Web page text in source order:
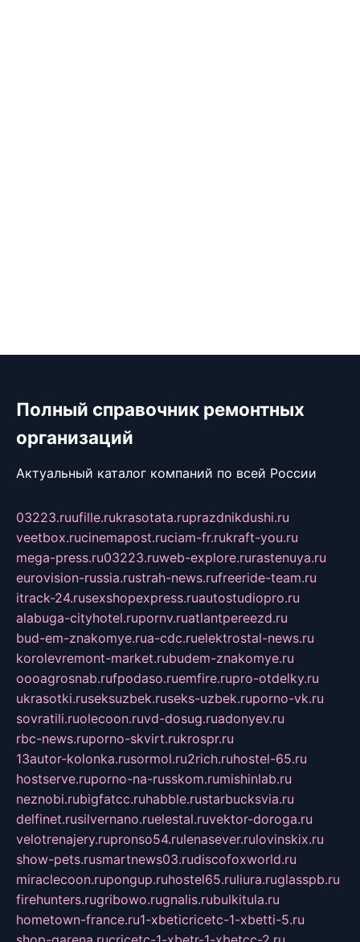
Полный справочник ремонтных
организаций
Актуальный каталог компаний по всей России
03223.ruufille.rukrasotata.ruprazdnikdushi.ru
veetbox.rucinemapost.ruciam-fr.rukraft-you.ru
mega-press.ru03223.ruweb-explore.rurastenuya.ru
eurovision-russia.rustrah-news.rufreeride-team.ru
itrack-24.rusexshopexpress.ruautostudiopro.ru
alabuga-cityhotel.rupornv.ruatlantpereezd.ru
bud-em-znakomye.rua-cdc.ruelektrostal-news.ru
korolevremont-market.rubudem-znakomye.ru
oooagrosnab.rufpodaso.ruemfire.rupro-otdelky.ru
ukrasotki.ruseksuzbek.ruseks-uzbek.ruporno-vk.ru
sovratili.ruolecoon.ruvd-dosug.ruadonyev.ru
rbc-news.ruporno-skvirt.rukrospr.ru
13autor-kolonka.rusormol.ru2rich.ruhostel-65.ru
hostserve.ruporno-na-russkom.rumishinlab.ru
neznobi.rubigfatcc.ruhabble.rustarbucksvia.ru
delfinet.rusilvernano.ruelestal.ruvektor-doroga.ru
velotrenajery.rupronso54.rulenasever.rulovinskix.ru
show-pets.rusmartnews03.rudiscofoxworld.ru
miraclecoon.rupongup.ruhostel65.ruliura.ruglasspb.ru
firehunters.rugribowo.rugnalis.rubulkitula.ru
hometown-france.ru1-xbeticricetc-1-xbetti-5.ru